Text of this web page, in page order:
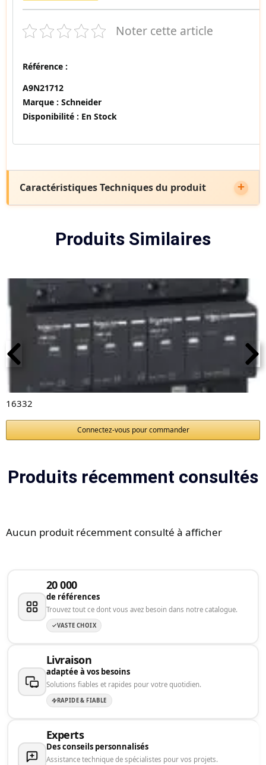
Noter cette article
Référence :
A9N21712
Marque : Schneider
Disponibilité : En Stock
Caractéristiques Techniques du produit
Produits Similaires
16332
Connectez-vous pour commander
Produits récemment consultés
Aucun produit récemment consulté à afficher
20 000
de références
Trouvez tout ce dont vous avez besoin dans notre catalogue.
VASTE CHOIX
Livraison
adaptée à vos besoins
Solutions fiables et rapides pour votre quotidien.
RAPIDE & FIABLE
Experts
Des conseils personnalisés
Assistance technique de spécialistes pour vos projets.